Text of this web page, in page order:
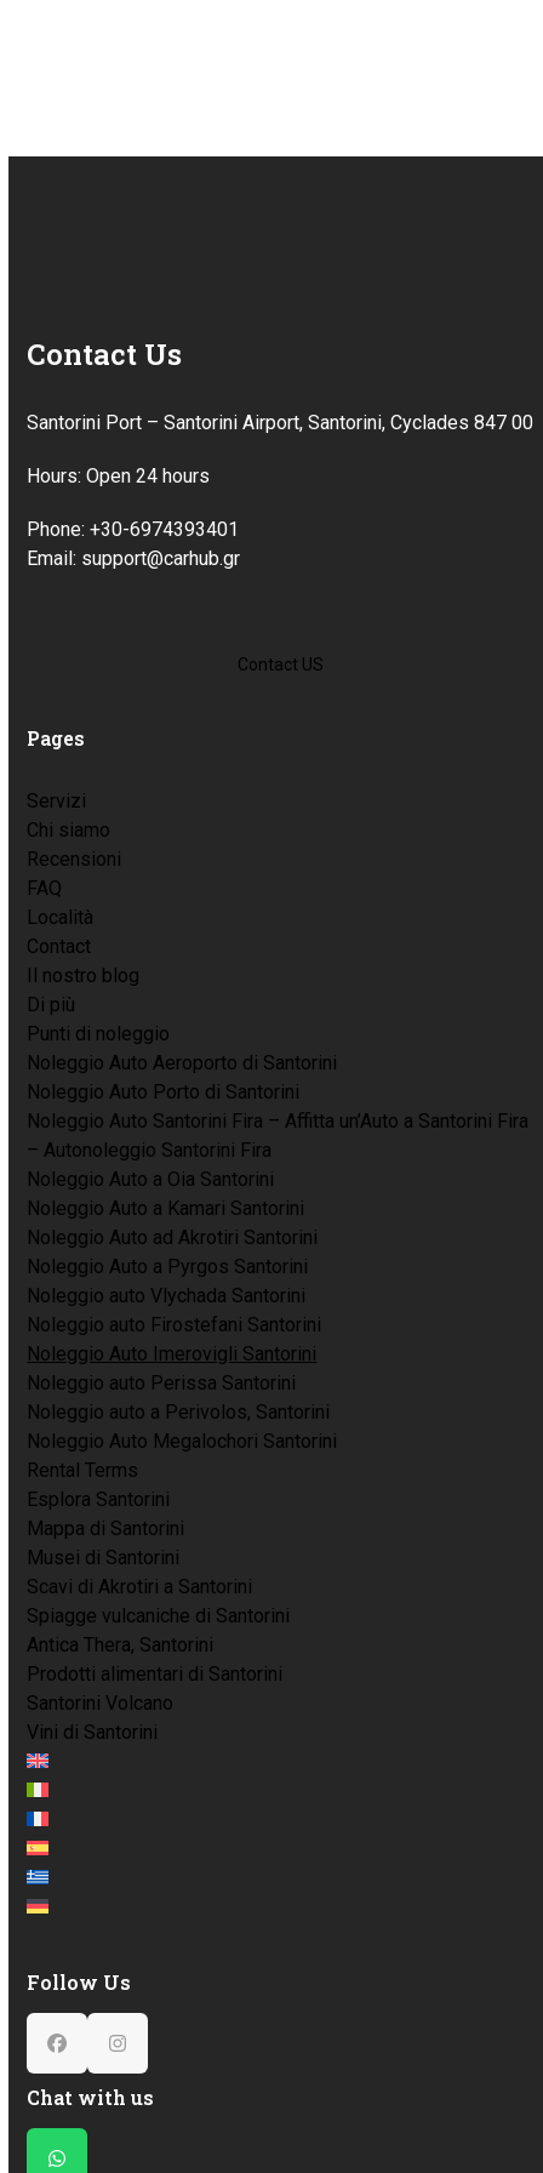
Contact Us
Santorini Port – Santorini Airport, Santorini, Cyclades 847 00
Hours: Open 24 hours
Phone: +30-6974393401
Email: support@carhub.gr
Contact US
Pages
Servizi
Chi siamo
Recensioni
FAQ
Località
Contact
Il nostro blog
Di più
Punti di noleggio
Noleggio Auto Aeroporto di Santorini
Noleggio Auto Porto di Santorini
Noleggio Auto Santorini Fira – Affitta un’Auto a Santorini Fira
– Autonoleggio Santorini Fira
Noleggio Auto a Oia Santorini
Noleggio Auto a Kamari Santorini
Noleggio Auto ad Akrotiri Santorini
Noleggio Auto a Pyrgos Santorini
Noleggio auto Vlychada Santorini
Noleggio auto Firostefani Santorini
Noleggio Auto Imerovigli Santorini
Noleggio auto Perissa Santorini
Noleggio auto a Perivolos, Santorini
Noleggio Auto Megalochori Santorini
Rental Terms
Esplora Santorini
Mappa di Santorini
Musei di Santorini
Scavi di Akrotiri a Santorini
Spiagge vulcaniche di Santorini
Antica Thera, Santorini
Prodotti alimentari di Santorini
Santorini Volcano
Vini di Santorini
Follow Us
FacebookInstagram
Chat with us
Whatsapp